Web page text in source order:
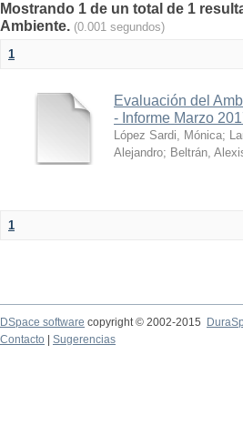
Mostrando 1 de un total de 1
Ambiente. (0.001 segundos)
1
Evaluación del
- Informe Marzo
López Sardi, Mónica;
Alejandro; Beltrán,
1
DSpace software copyright © 2002-2015
Contacto
Sugerencias